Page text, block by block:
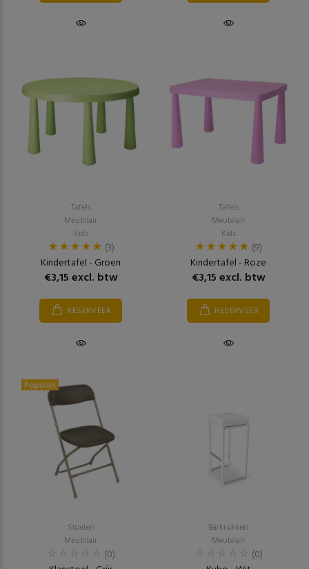
Tafels
Meubilair
Kids
(3)
Kindertafel - Groen
€3,15 excl. btw
RESERVEER
Tafels
Meubilair
Kids
(9)
Kindertafel - Roze
€3,15 excl. btw
RESERVEER
Populair
Stoelen
Meubilair
(0)
Barkrukken
Meubilair
(0)